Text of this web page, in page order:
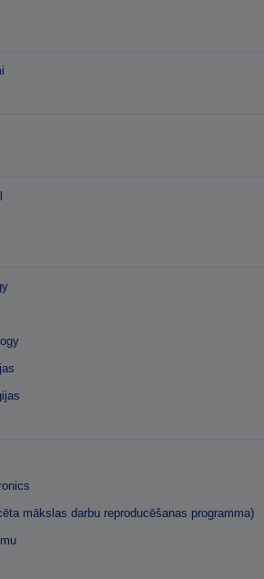
mākslas darbu reproducēšanas programma)